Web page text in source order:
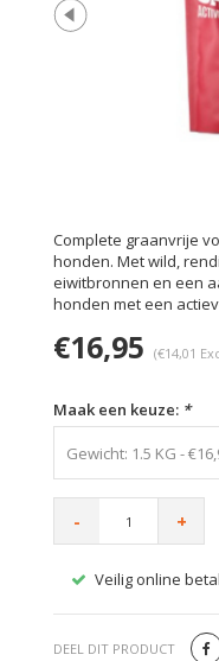
Complete graanvrije
honden. Met wild,
eiwitbronnen en een
honden met een
€16,95 (€14,01
Maak een keuze: *
Gewicht: 1.5 KG -
- +
Veilig online
DEEL DIT PRODUCT